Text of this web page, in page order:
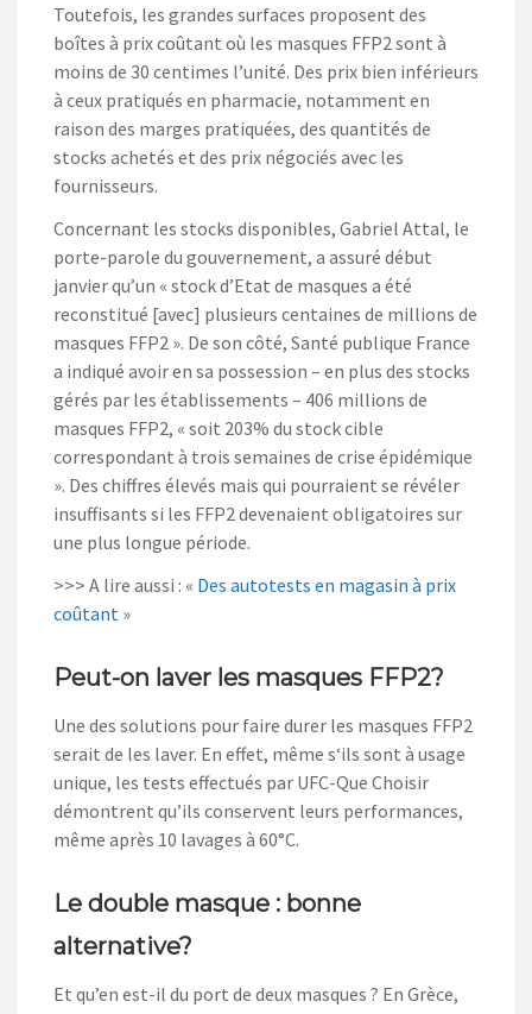
Toutefois, les grandes surfaces proposent des
boîtes à prix coûtant où les masques FFP2 sont à
moins de 30 centimes l’unité. Des prix bien inférieurs
à ceux pratiqués en pharmacie, notamment en
raison des marges pratiquées, des quantités de
stocks achetés et des prix négociés avec les
fournisseurs.
Concernant les stocks disponibles, Gabriel Attal, le
porte-parole du gouvernement, a assuré début
janvier qu’un « stock d’Etat de masques a été
reconstitué [avec] plusieurs centaines de millions de
masques FFP2 ». De son côté, Santé publique France
a indiqué avoir en sa possession – en plus des stocks
gérés par les établissements – 406 millions de
masques FFP2, « soit 203% du stock cible
correspondant à trois semaines de crise épidémique
». Des chiffres élevés mais qui pourraient se révéler
insuffisants si les FFP2 devenaient obligatoires sur
une plus longue période.
>>> A lire aussi : « Des autotests en magasin à prix
coûtant »
Peut-on laver les masques FFP2?
Une des solutions pour faire durer les masques FFP2
serait de les laver. En effet, même s‘ils sont à usage
unique, les tests effectués par UFC-Que Choisir
démontrent qu’ils conservent leurs performances,
même après 10 lavages à 60°C.
Le double masque : bonne
alternative?
Et qu’en est-il du port de deux masques ? En Grèce,